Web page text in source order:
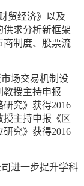
贸经济》以及
供求分析新框架
商制度、股票流
场交易机制设
教授主持申报
研究》获得2016
授主持申报《区
究》获得2016
进一步提升学科